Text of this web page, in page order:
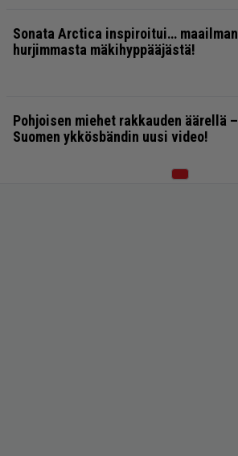
Sonata Arctica inspiroitui… maailman
hurjimmasta mäkihyppääjästä!
Pohjoisen miehet rakkauden äärellä –
Suomen ykkösbändin uusi video!